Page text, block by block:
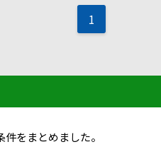
1
をまとめました。